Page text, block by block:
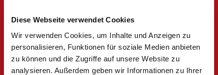
Diese Webseite verwendet Cookies
Wir verwenden Cookies, um Inhalte und Anzeigen zu
personalisieren, Funktionen für soziale Medien anbieten
zu können und die Zugriffe auf unsere Website zu
analysieren. Außerdem geben wir Informationen zu Ihrer
88410, Bad Wurzach
07564 933870
info@butscher-stahlbau.de